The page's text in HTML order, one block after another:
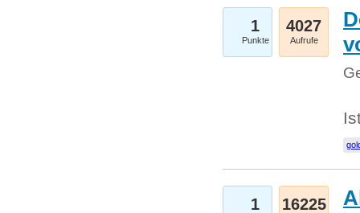
1
Punkte
4027
Aufrufe
1 16225